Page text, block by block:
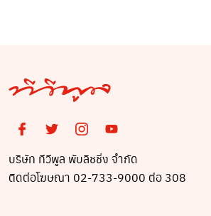
บริษัท ทีวีพูล พับลิชชิ่ง จำกัด
ติดต่อโฆษณา 02-733-9000 ต่อ 308